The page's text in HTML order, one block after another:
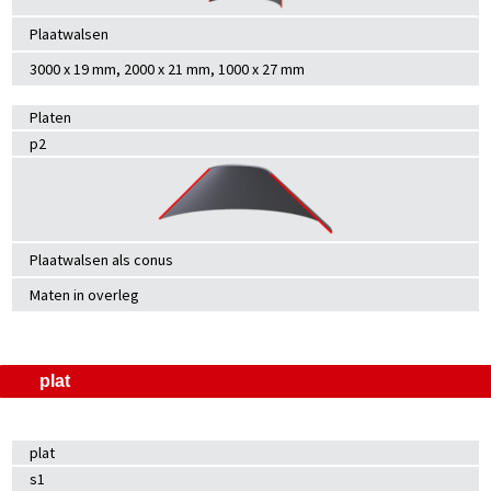
Plaatwalsen
3000 x 19 mm, 2000 x 21 mm, 1000 x 27 mm
Platen
p2
Plaatwalsen als conus
Maten in overleg
plat
plat
s1